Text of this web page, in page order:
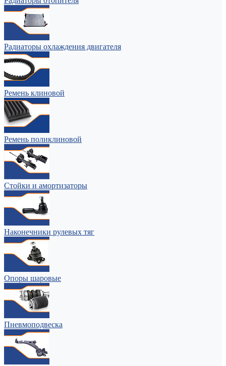
Радиаторы охлаждения двигателя
Ремень клиновой
Ремень поликлиновой
Стойки и амортизаторы
Наконечники рулевых тяг
Опоры шаровые
Пневмоподвеска